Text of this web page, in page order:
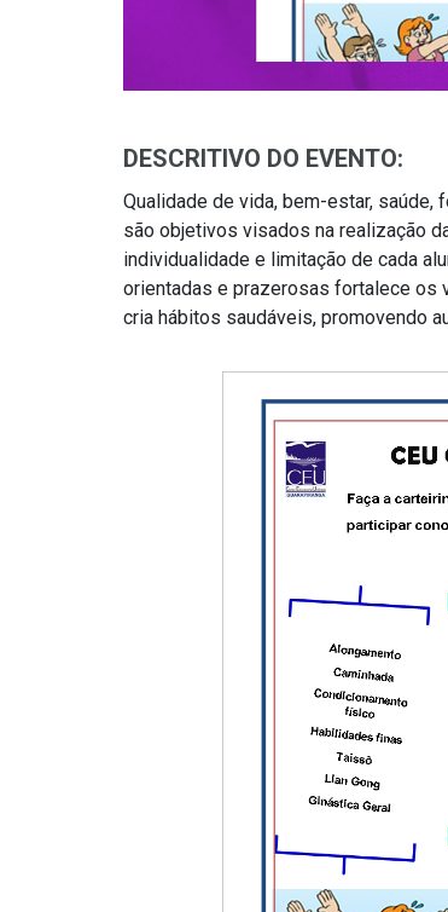
DESCRITIVO DO EVENTO:
Qualidade de vida, bem-estar,
são objetivos visados na realização
individualidade e limitação de cada
orientadas e prazerosas fortalece os
cria hábitos saudáveis, promovendo